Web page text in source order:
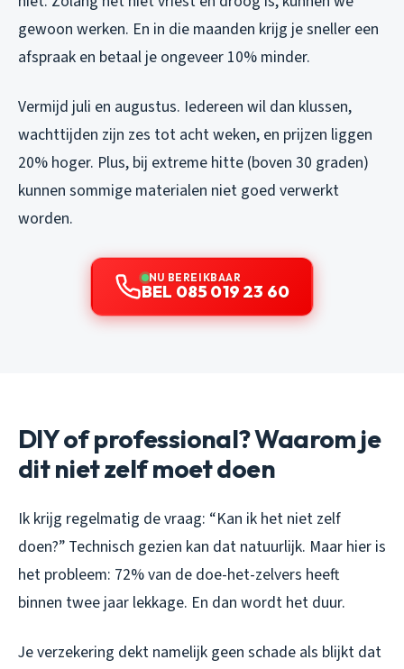
gewoon werken. En in die maanden krijg je sneller een
afspraak en betaal je ongeveer 10% minder.
Vermijd juli en augustus. Iedereen wil dan klussen,
wachttijden zijn zes tot acht weken, en prijzen liggen
20% hoger. Plus, bij extreme hitte (boven 30 graden)
kunnen sommige materialen niet goed verwerkt
worden.
NU BEREIKBAAR
BEL 085 019 23 60
DIY of professional? Waarom je
dit niet zelf moet doen
Ik krijg regelmatig de vraag: “Kan ik het niet zelf
doen?” Technisch gezien kan dat natuurlijk. Maar hier is
het probleem: 72% van de doe-het-zelvers heeft
binnen twee jaar lekkage. En dan wordt het duur.
Je verzekering dekt namelijk geen schade als blijkt dat